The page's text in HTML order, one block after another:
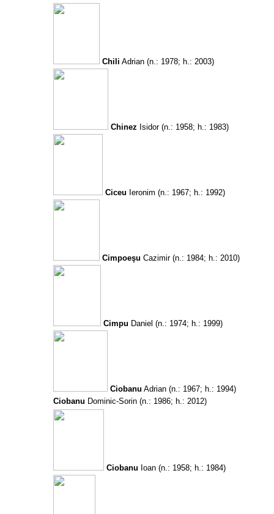
Chili Adrian (n.: 1978; h.: 2003)
Chinez Isidor (n.: 1958; h.: 1983)
Ciceu Ieronim (n.: 1967; h.: 1992)
Cimpoeşu Cazimir (n.: 1984; h.: 2010)
Cimpu Daniel (n.: 1974; h.: 1999)
Ciobanu Adrian(n.: 1967; h.: 1994)
Ciobanu Dominic-Sorin (n.: 1986; h.: 2012)
Ciobanu Ioan (n.: 1958; h.: 1984)